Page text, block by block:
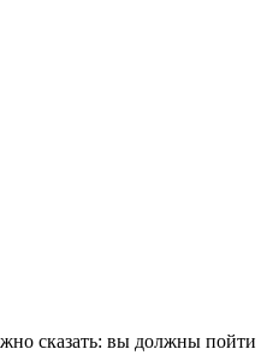
сказать: вы должны пойти